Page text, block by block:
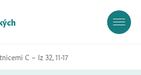
C – Iz 32, 11-17